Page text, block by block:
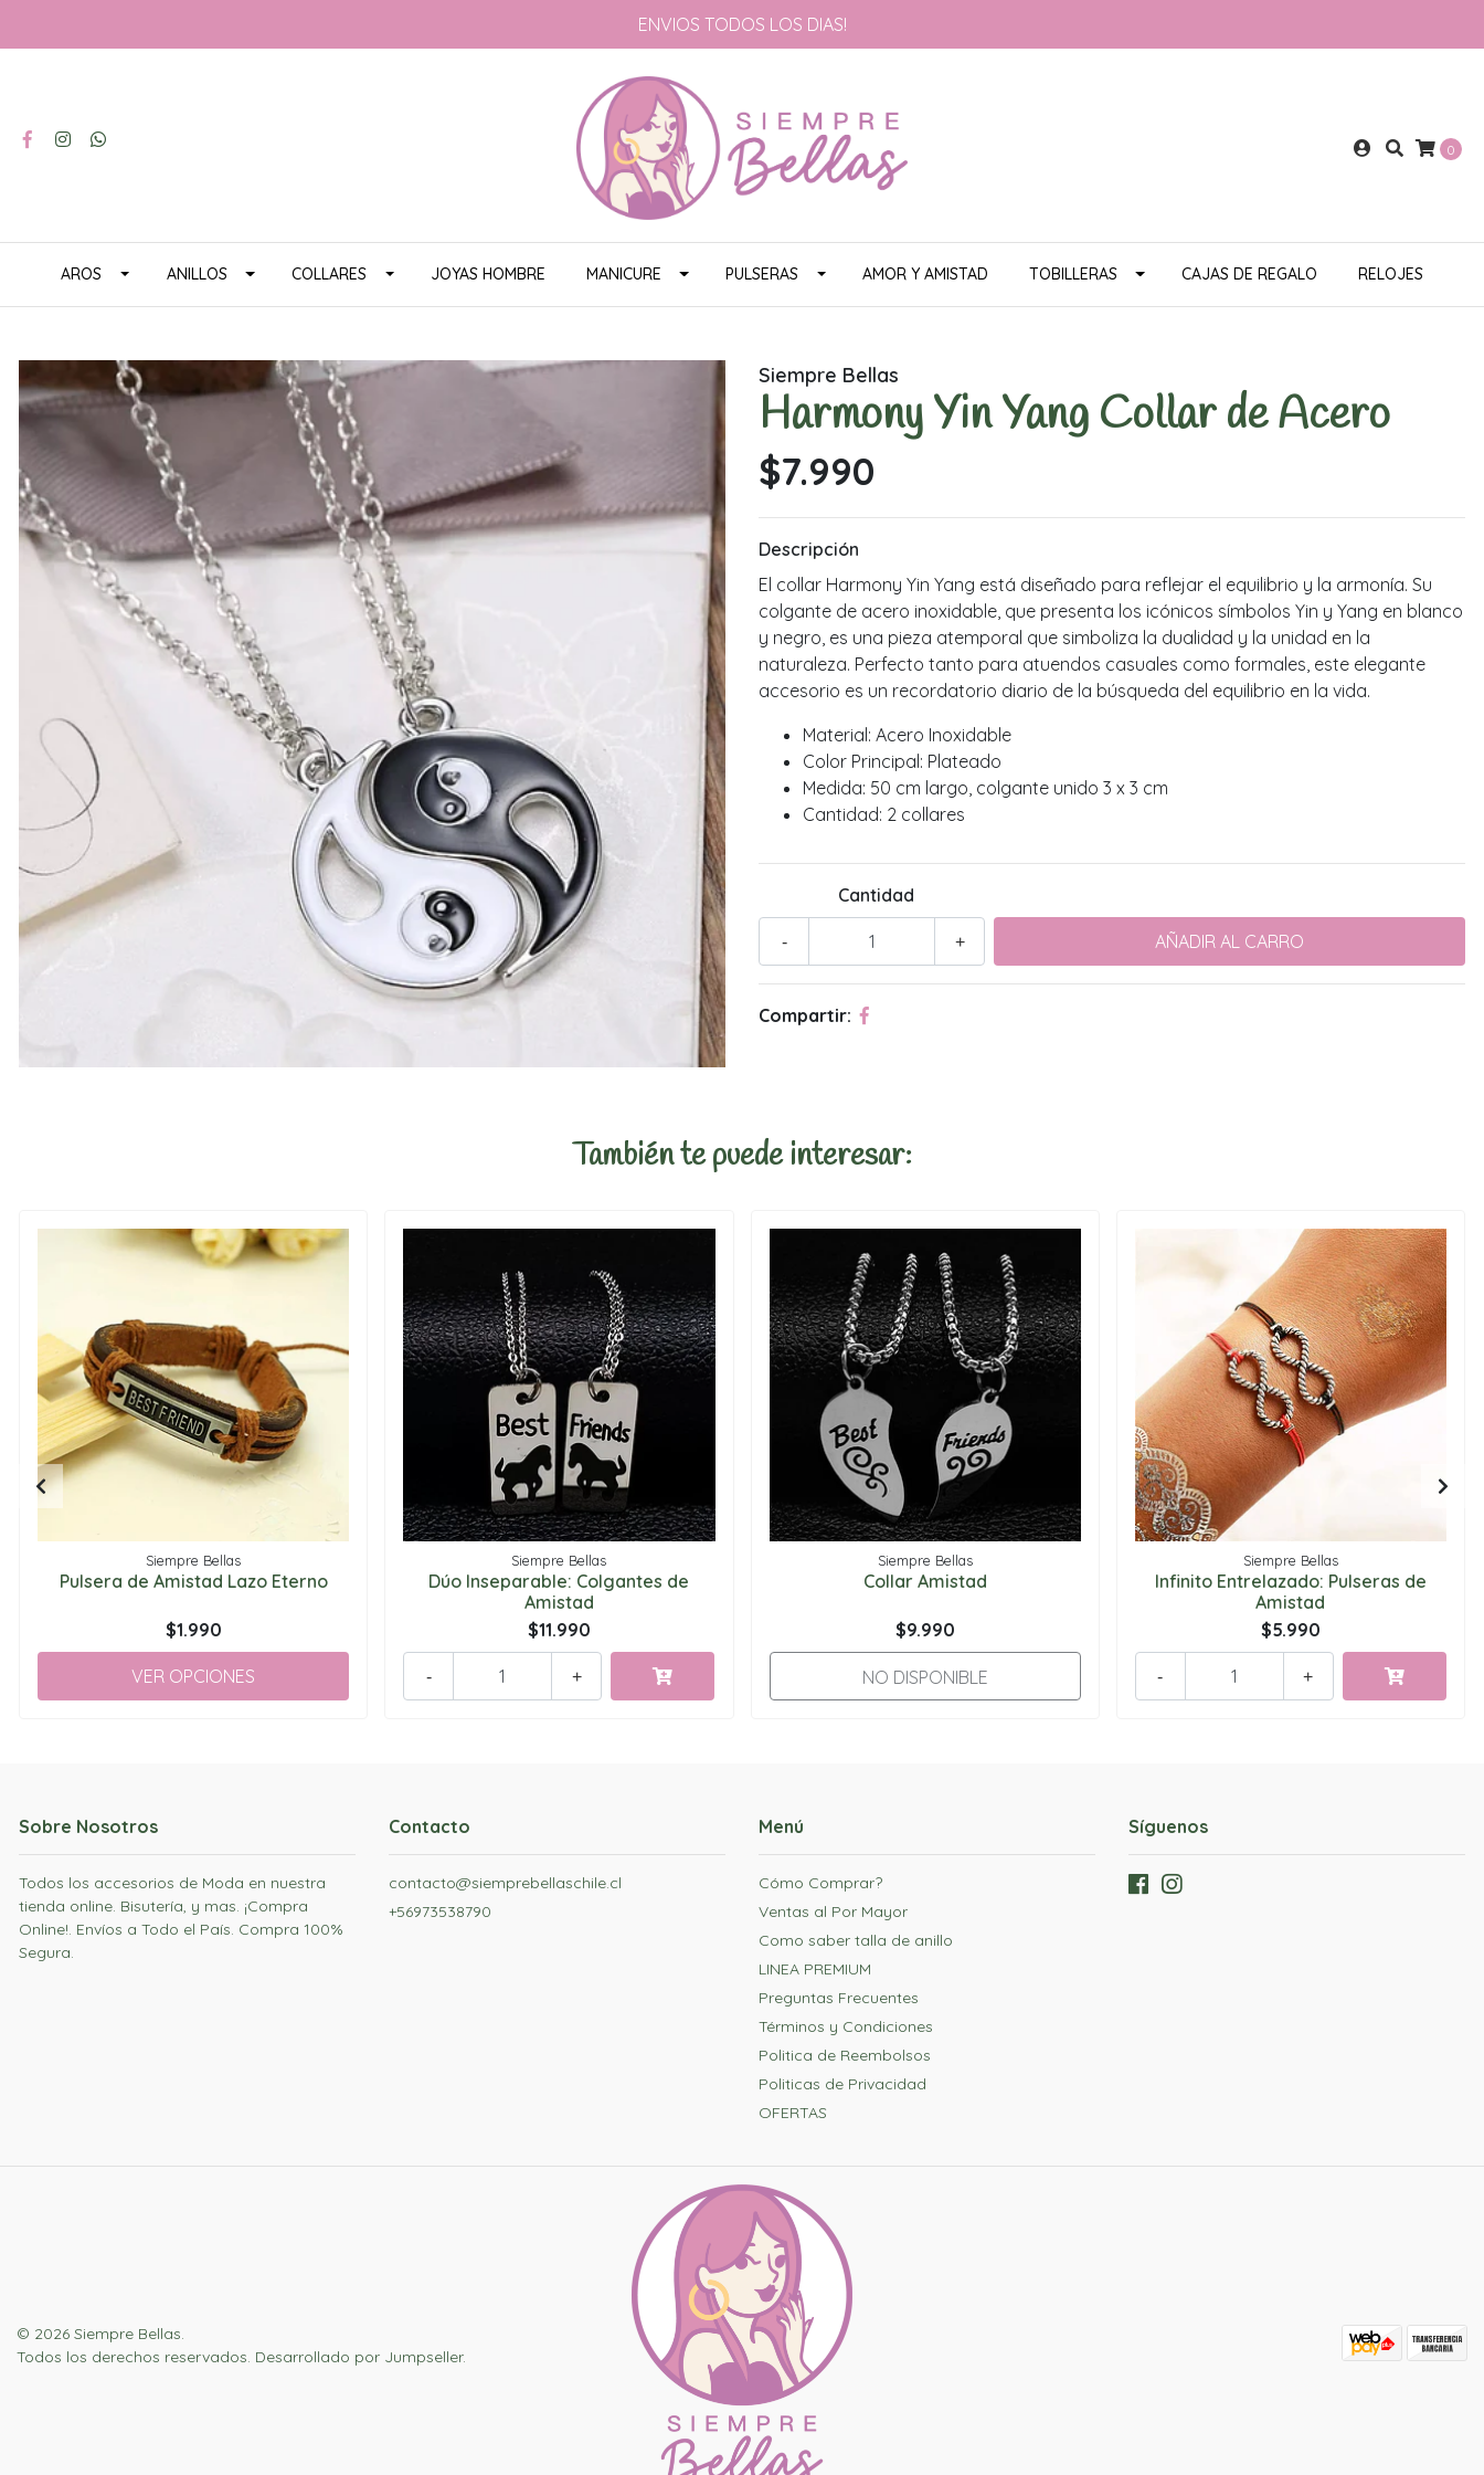
ENVIOS TODOS LOS DIAS!
0
AROS ANILLOS COLLARES JOYAS HOMBRE MANICURE PULSERAS AMOR Y AMISTAD TOBILLERAS CAJAS DE REGALO RELOJES
Siempre Bellas
Harmony Yin Yang Collar de Acero
$7.990
Descripción
El collar Harmony Yin Yang está diseñado para reflejar el equilibrio y la armonía. Su
colgante de acero inoxidable, que presenta los icónicos símbolos Yin y Yang en blanco
y negro, es una pieza atemporal que simboliza la dualidad y la unidad en la
naturaleza. Perfecto tanto para atuendos casuales como formales, este elegante
accesorio es un recordatorio diario de la búsqueda del equilibrio en la vida.
Material: Acero Inoxidable
Color Principal: Plateado
Medida: 50 cm largo, colgante unido 3 x 3 cm
Cantidad: 2 collares
Cantidad
+
-
Compartir:
También te puede interesar:
Siempre Bellas
Pulsera de Amistad Lazo Eterno
$1.990
VER OPCIONES
Siempre Bellas
Dúo Inseparable: Colgantes de
Amistad
$11.990
+
-
Siempre Bellas
Collar Amistad
$9.990
NO DISPONIBLE
Siempre Bellas
Infinito Entrelazado: Pulseras de
Amistad
$5.990
+
-
Sobre Nosotros
Todos los accesorios de Moda en nuestra
tienda online. Bisutería, y mas. ¡Compra
Online!. Envíos a Todo el País. Compra 100%
Segura.
Contacto
contacto@siemprebellaschile.cl
+56973538790
Menú
Cómo Comprar?
Ventas al Por Mayor
Como saber talla de anillo
LINEA PREMIUM
Preguntas Frecuentes
Términos y Condiciones
Politica de Reembolsos
Politicas de Privacidad
OFERTAS
Síguenos
© 2026 Siempre Bellas.
Todos los derechos reservados. Desarrollado por Jumpseller.